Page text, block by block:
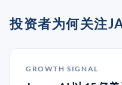
投资者为何关注
GROWTH SIGNAL